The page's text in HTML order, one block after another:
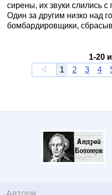
сирены, их звуки слились
Один за другим низко над
бомбардировщики,
1-20
1
2 3 4